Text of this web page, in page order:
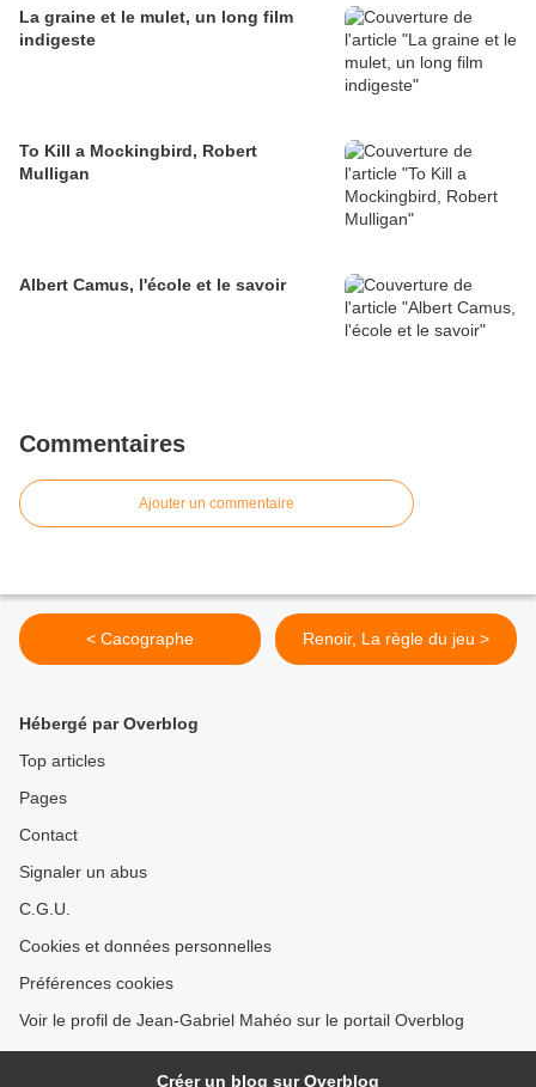
La graine et le mulet, un long film
indigeste
To Kill a Mockingbird, Robert
Mulligan
Albert Camus, l'école et le savoir
Commentaires
Ajouter un commentaire
< Cacographe Renoir, La règle du jeu >
Hébergé par Overblog
Top articles
Pages
Contact
Signaler un abus
C.G.U.
Cookies et données personnelles
Préférences cookies
Voir le profil de Jean-Gabriel Mahéo sur le portail Overblog
Créer un blog sur Overblog